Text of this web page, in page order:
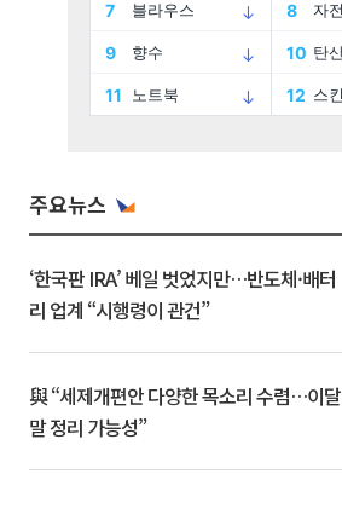
주요뉴스
‘한국판 IRA’ 베일 벗었지만…반도체·배터
리 업계 “시행령이 관건”
與 “세제개편안 다양한 목소리 수렴…이달
말 정리 가능성”